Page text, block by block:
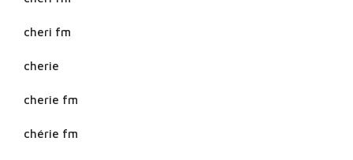
cheri fm
cherie
cherie fm
chérie fm